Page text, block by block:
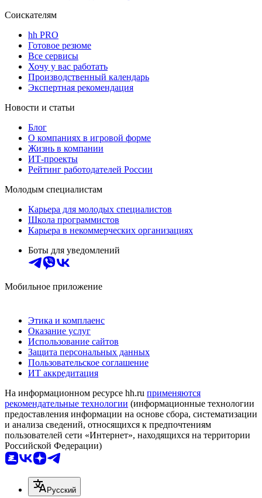
Соискателям
hh PRO
Готовое резюме
Все сервисы
Хочу у вас работать
Производственный календарь
Экспертная рекомендация
Новости и статьи
Блог
О компаниях в игровой форме
Жизнь в компании
ИТ-проекты
Рейтинг работодателей России
Молодым специалистам
Карьера для молодых специалистов
Школа программистов
Карьера в некоммерческих организациях
Боты для уведомлений
Мобильное приложение
Этика и комплаенс
Оказание услуг
Использование сайтов
Защита персональных данных
Пользовательское соглашение
ИТ аккредитация
На информационном ресурсе hh.ru применяются
рекомендательные технологии (информационные технологии
предоставления информации на основе сбора, систематизации
и анализа сведений, относящихся к предпочтениям
пользователей сети «Интернет», находящихся на территории
Российской Федерации)
Русский